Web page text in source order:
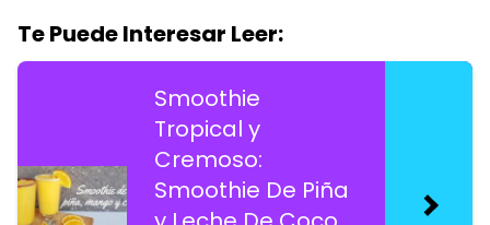
Te Puede Interesar Leer:
Smoothie
Tropical y
Cremoso:
Smoothie De Piña